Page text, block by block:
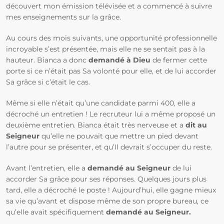
découvert mon émission télévisée et a commencé à suivre
mes enseignements sur la grâce.
Au cours des mois suivants, une opportunité professionnelle
incroyable s’est présentée, mais elle ne se sentait pas à la
hauteur. Bianca a donc demandé à Dieu de fermer cette
porte si ce n’était pas Sa volonté pour elle, et de lui accorder
Sa grâce si c’était le cas.
Même si elle n’était qu’une candidate parmi 400, elle a
décroché un entretien ! Le recruteur lui a même proposé un
deuxième entretien. Bianca était très nerveuse et a dit au
Seigneur qu’elle ne pouvait que mettre un pied devant
l’autre pour se présenter, et qu’Il devrait s’occuper du reste.
Avant l’entretien, elle a demandé au Seigneur de lui
accorder Sa grâce pour ses réponses. Quelques jours plus
tard, elle a décroché le poste ! Aujourd’hui, elle gagne mieux
sa vie qu’avant et dispose même de son propre bureau, ce
qu’elle avait spécifiquement demandé au Seigneur.